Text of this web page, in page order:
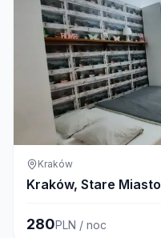
Kraków
Kraków, Stare Miasto
280PLN / noc